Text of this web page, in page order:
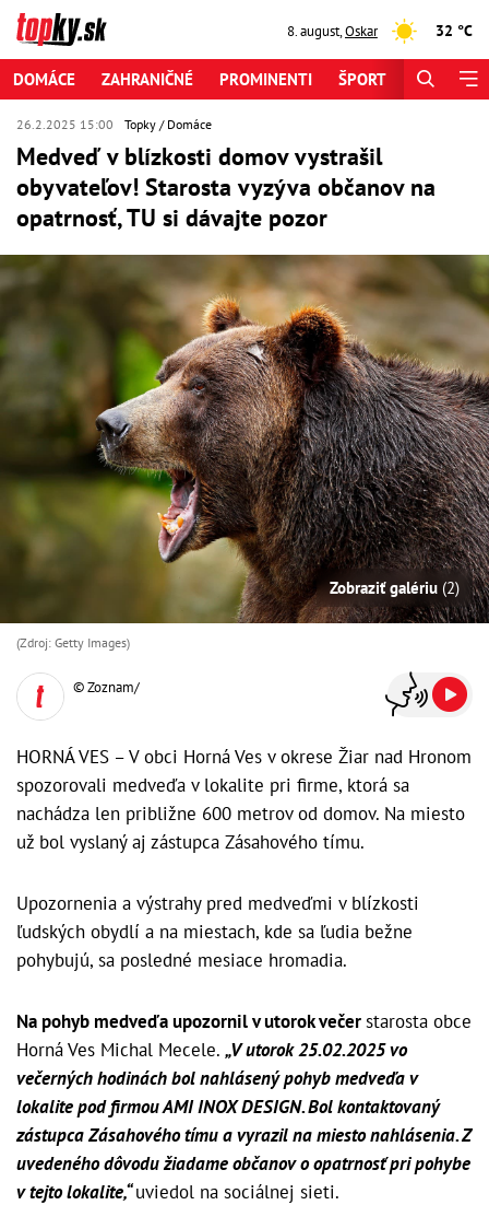
8. august,Oskar 32 °C
DOMÁCE ZAHRANIČNÉ PROMINENTI ŠPORT
26.2.2025 15:00 Topky Domáce
Medveď v blízkosti domov vystrašil
obyvateľov! Starosta vyzýva občanov na
opatrnosť, TU si dávajte pozor
Zobraziť galériu (2)
(Zdroj: Getty Images)
© Zoznam/
HORNÁ VES – V obci Horná Ves v okrese Žiar nad Hronom
spozorovali medveďa v lokalite pri firme, ktorá sa
nachádza len približne 600 metrov od domov. Na miesto
už bol vyslaný aj zástupca Zásahového tímu.
Upozornenia a výstrahy pred medveďmi v blízkosti
ľudských obydlí a na miestach, kde sa ľudia bežne
pohybujú, sa posledné mesiace hromadia.
Na pohyb medveďa upozornil v utorok večerstarosta obce
Horná Ves Michal Mecele. „V utorok 25.02.2025 vo
večerných hodinách bol nahlásený pohyb medveďa v
lokalite pod firmou AMI INOX DESIGN. Bol kontaktovaný
zástupca Zásahového tímu a vyrazil na miesto nahlásenia. Z
uvedeného dôvodu žiadame občanov o opatrnosť pri pohybe
v tejto lokalite,“uviedol na sociálnej sieti.